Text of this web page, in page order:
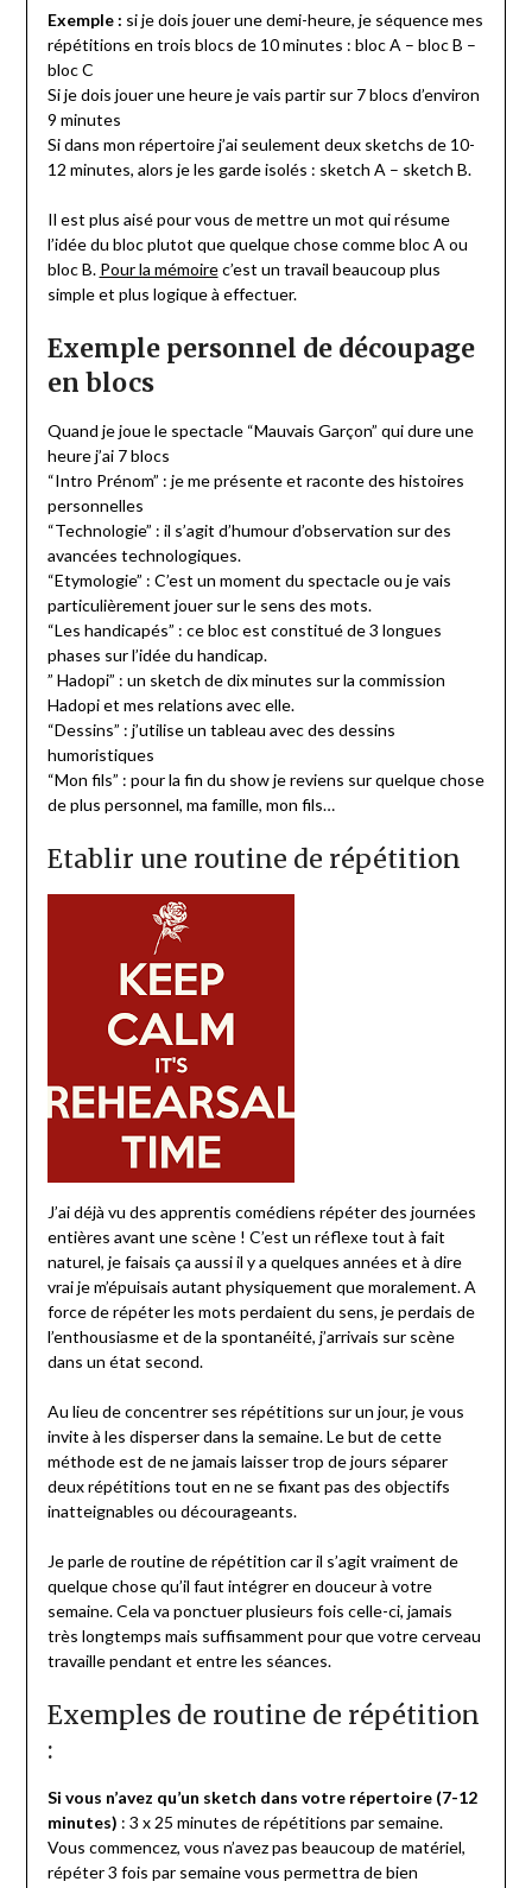
Exemple : si je dois jouer une demi-heure, je séquence mes
répétitions en trois blocs de 10 minutes : bloc A – bloc B –
bloc C
Si je dois jouer une heure je vais partir sur 7 blocs d’environ
9 minutes
Si dans mon répertoire j’ai seulement deux sketchs de 10-
12 minutes, alors je les garde isolés : sketch A – sketch B.
Il est plus aisé pour vous de mettre un mot qui résume
l’idée du bloc plutot que quelque chose comme bloc A ou
bloc B. Pour la mémoirec’est un travail beaucoup plus
simple et plus logique à effectuer.
Exemple personnel de découpage
en blocs
Quand je joue le spectacle “Mauvais Garçon” qui dure une
heure j’ai 7 blocs
“Intro Prénom” : je me présente et raconte des histoires
personnelles
“Technologie” : il s’agit d’humour d’observation sur des
avancées technologiques.
“Etymologie” : C’est un moment du spectacle ou je vais
particulièrement jouer sur le sens des mots.
“Les handicapés” : ce bloc est constitué de 3 longues
phases sur l’idée du handicap.
” Hadopi” : un sketch de dix minutes sur la commission
Hadopi et mes relations avec elle.
“Dessins” : j’utilise un tableau avec des dessins
humoristiques
“Mon fils” : pour la fin du show je reviens sur quelque chose
de plus personnel, ma famille, mon fils…
Etablir une routine de répétition
J’ai déjà vu des apprentis comédiens répéter des journées
entières avant une scène ! C’est un réflexe tout à fait
naturel, je faisais ça aussi il y a quelques années et à dire
vrai je m’épuisais autant physiquement que moralement. A
force de répéter les mots perdaient du sens, je perdais de
l’enthousiasme et de la spontanéité, j’arrivais sur scène
dans un état second.
Au lieu de concentrer ses répétitions sur un jour, je vous
invite à les disperser dans la semaine. Le but de cette
méthode est de ne jamais laisser trop de jours séparer
deux répétitions tout en ne se fixant pas des objectifs
inatteignables ou décourageants.
Je parle de routine de répétition car il s’agit vraiment de
quelque chose qu’il faut intégrer en douceur à votre
semaine. Cela va ponctuer plusieurs fois celle-ci, jamais
très longtemps mais suffisamment pour que votre cerveau
travaille pendant et entre les séances.
Exemples de routine de répétition
:
Si vous n’avez qu’un sketch dans votre répertoire (7-12
minutes) : 3 x 25 minutes de répétitions par semaine.
Vous commencez, vous n’avez pas beaucoup de matériel,
répéter 3 fois par semaine vous permettra de bien